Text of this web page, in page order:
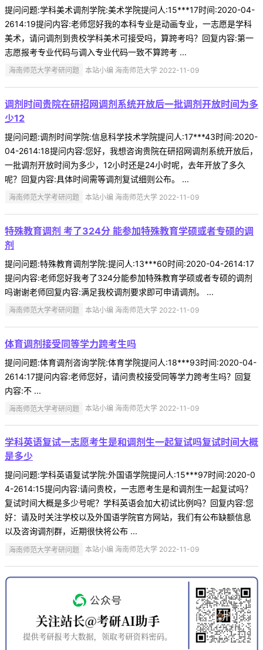
提问问题:学科美术调剂学院:美术学院提问人:15***17时间:2020-04-
2614:19提问内容:老师您好我的本科专业是动画专业，一志愿是学科
美术，请问调剂到贵校学科美术可接受吗，算跨考吗？回复内容:第一
志愿报考专业代码与调入专业代码一致不算跨考 ...
海南师范大学考研问题 本站小编 海南师范大学 2022-11-09
调剂时间贵院在研招网调剂系统开放后一批调剂开放时间为多
少12
提问问题:调剂时间学院:信息科学技术学院提问人:17***43时间:2020-
04-2614:18提问内容:您好，我想咨询贵院在研招网调剂系统开放后，
一批调剂开放时间为多少，12小时还是24小时呢，去年开放了多久
呢？回复内容:具体时间需等调剂复试细则公布。 ...
海南师范大学考研问题 本站小编 海南师范大学 2022-11-09
特殊教育调剂 考了324分 能参加特殊教育学硕或者专硕的调
剂
提问问题:特殊教育调剂学院:提问人:13***60时间:2020-04-2614:17
提问内容:老师您好我考了324分能参加特殊教育学硕或者专硕的调剂
吗谢谢老师回复内容:满足我校调剂要求即可申请调剂。 ...
海南师范大学考研问题 本站小编 海南师范大学 2022-11-09
体育调剂接受同等学力跨考生吗
提问问题:体育调剂咨询学院:体育学院提问人:18***93时间:2020-04-
2614:17提问内容:老师您好，请问贵校接受同等学力跨考生吗？回复
内容:不 ...
海南师范大学考研问题 本站小编 海南师范大学 2022-11-09
学科英语复试一志愿考生是和调剂生一起复试吗复试时间大概
是多少
提问问题:学科英语复试学院:外国语学院提问人:15***97时间:2020-0
4-2614:15提问内容:请问贵校，一志愿考生是和调剂生一起复试吗？
复试时间大概是多少号呢？学科英语会加大初试比例吗？回复内容:您
好：请及时关注学校以及外国语学院官方网站，我们有公布缺额信息
以及咨询调剂群，近期很快将公布 ...
海南师范大学考研问题 本站小编 海南师范大学 2022-11-09